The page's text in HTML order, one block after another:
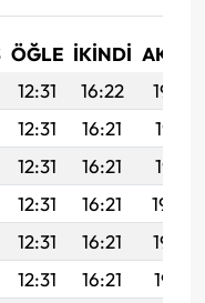
ÖĞLE İKINDI
12:31 16:22
19:42
12:31 16:21
19:41
12:31 16:21
19:41
12:31 16:21
19:40
12:31 16:21
19:39
12:31 16:21
19:38